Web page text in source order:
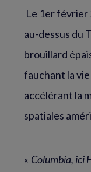
Le 1er février
au-dessus du
brouillard
fauchant la
accélérant la
spatiales
« Columbia, ici